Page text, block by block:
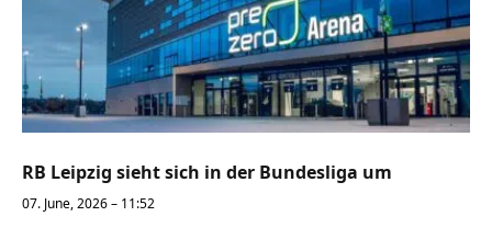
RB Leipzig sieht sich in der Bundesliga um
07. June, 2026 – 11:52